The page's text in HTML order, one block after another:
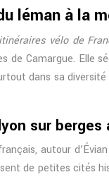
léman à la
vélo de
de Camargue.
dans sa
sur berges
autour
de petites cités